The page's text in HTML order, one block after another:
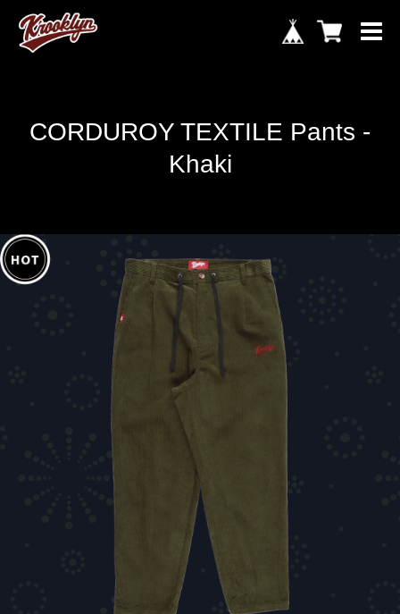
CORDUROY TEXTILE Pants -
Khaki